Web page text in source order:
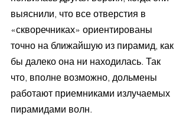
выяснили, что все отверстия в
«скворечниках» ориентированы
точно на ближайшую из пирамид, как
бы далеко она ни находилась. Так
что, вполне возможно, дольмены
работают приемниками излучаемых
пирамидами волн.